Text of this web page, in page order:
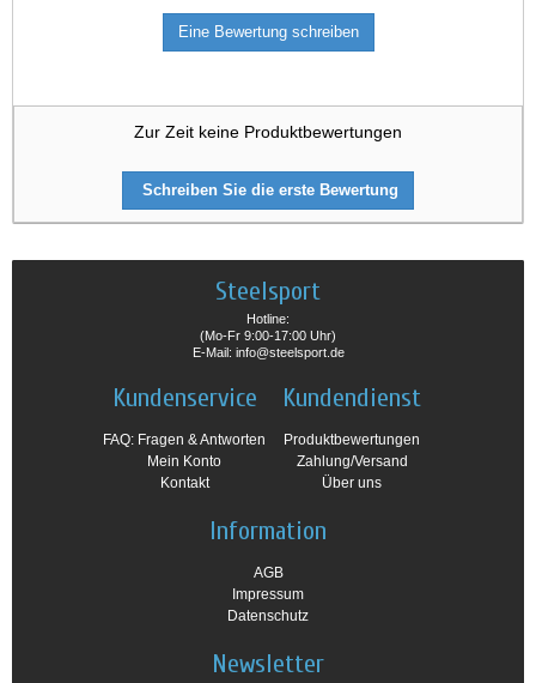
Eine Bewertung schreiben
Zur Zeit keine Produktbewertungen
Schreiben Sie die erste Bewertung
Steelsport
Hotline:
(Mo-Fr 9:00-17:00 Uhr)
E-Mail: info@steelsport.de
Kundenservice
FAQ: Fragen & Antworten
Mein Konto
Kontakt
Kundendienst
Produktbewertungen
Zahlung/Versand
Über uns
Information
AGB
Impressum
Datenschutz
Newsletter